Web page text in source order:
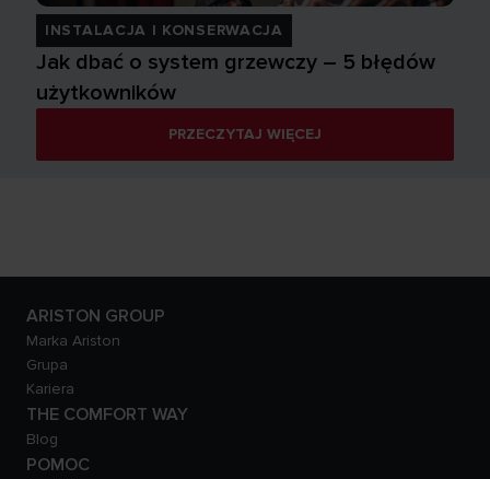
INSTALACJA I KONSERWACJA
Jak dbać o system grzewczy – 5 błędów
użytkowników
PRZECZYTAJ WIĘCEJ
ARISTON GROUP
Marka Ariston
Grupa
Kariera
THE COMFORT WAY
Blog
POMOC